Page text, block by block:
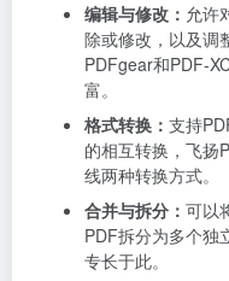
编辑与修改： 允许
除或修改，以及调
PDFgear和PDF-
富。
格式转换： 支持
的相互转换，飞扬
线两种转换方式。
合并与拆分： 可以
PDF拆分为多个独
专长于此。